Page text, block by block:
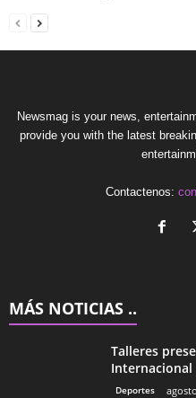
Newsmag is your news,
provide you with the latest
Contactenos:
MÁS NOTICIAS ..
Talleres
Internacional
Deportes